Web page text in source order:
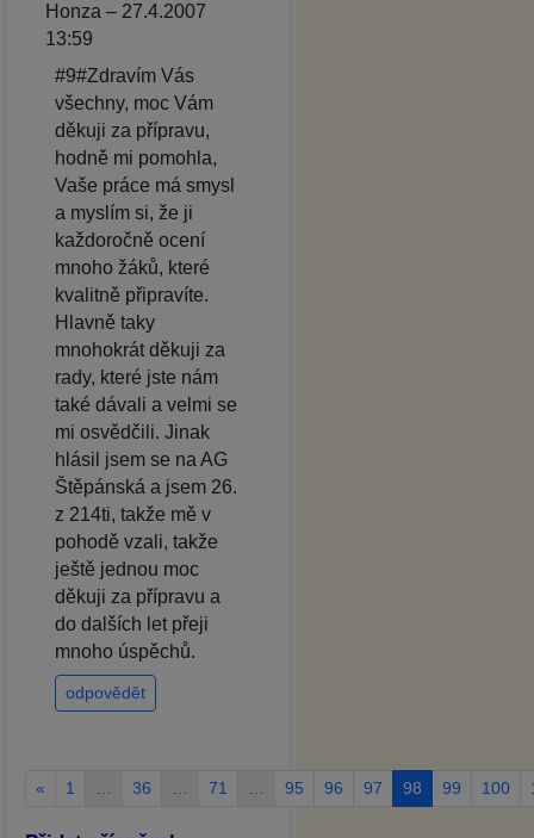
Honza – 27.4.2007
13:59
#9#Zdravím Vás
všechny, moc Vám
děkuji za přípravu,
hodně mi pomohla,
Vaše práce má smysl
a myslím si, že ji
každoročně ocení
mnoho žáků, které
kvalitně připravíte.
Hlavně taky
mnohokrát děkuji za
rady, které jste nám
také dávali a velmi se
mi osvědčili. Jinak
hlásil jsem se na AG
Štěpánská a jsem 26.
z 214ti, takže mě v
pohodě vzali, takže
ještě jednou moc
děkuji za přípravu a
do dalších let přeji
mnoho úspěchů.
odpovědět
« 1 36 71 95 96 97 98 99 100